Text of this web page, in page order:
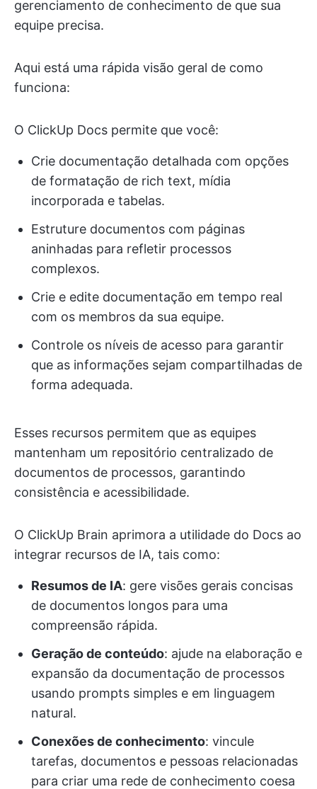
gerenciamento de conhecimento de que sua
equipe precisa.
Aqui está uma rápida visão geral de como
funciona:
O ClickUp Docs permite que você:
Crie documentação detalhada com opções
de formatação de rich text, mídia
incorporada e tabelas.
Estruture documentos com páginas
aninhadas para refletir processos
complexos.
Crie e edite documentação em tempo real
com os membros da sua equipe.
Controle os níveis de acesso para garantir
que as informações sejam compartilhadas de
forma adequada.
Esses recursos permitem que as equipes
mantenham um repositório centralizado de
documentos de processos, garantindo
consistência e acessibilidade.
O ClickUp Brain aprimora a utilidade do Docs ao
integrar recursos de IA, tais como:
Resumos de IA: gere visões gerais concisas
de documentos longos para uma
compreensão rápida.
Geração de conteúdo: ajude na elaboração e
expansão da documentação de processos
usando prompts simples e em linguagem
natural.
Conexões de conhecimento: vincule
tarefas, documentos e pessoas relacionadas
para criar uma rede de conhecimento coesa